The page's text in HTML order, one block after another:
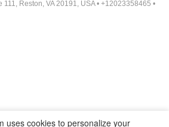
uses cookies to personalize your
Reston, VA 20191, USA • +12023358465 •